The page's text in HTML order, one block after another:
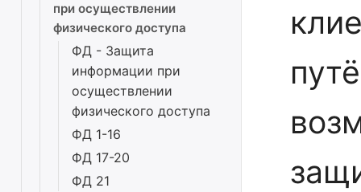
при осуществлении
физического доступа
ФД - Защита
информации при
осуществлении
физического доступа
ФД 1-16
ФД 17-20
ФД 21